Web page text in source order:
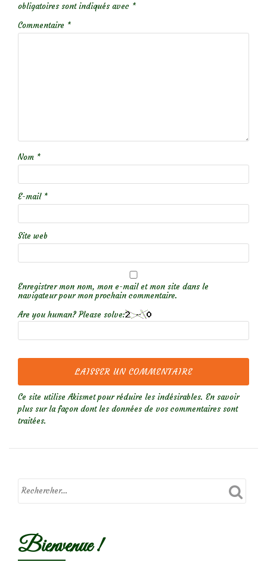
obligatoires sont indiqués avec *
Commentaire *
Nom *
E-mail *
Site web
Enregistrer mon nom, mon e-mail et mon site dans le
navigateur pour mon prochain commentaire.
Are you human? Please solve:
Ce site utilise Akismet pour réduire les indésirables. En savoir
plus sur la façon dont les données de vos commentaires sont
traitées.
Bienvenue !